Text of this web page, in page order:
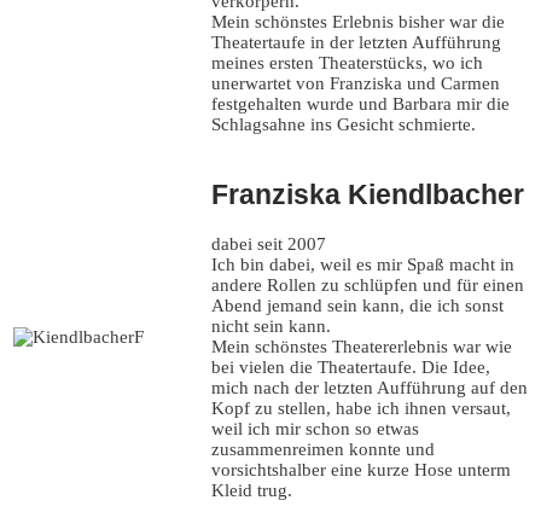
Mein schönstes Erlebnis bisher war die
Theatertaufe in der letzten Aufführung
meines ersten Theaterstücks, wo ich
unerwartet von Franziska und Carmen
festgehalten wurde und Barbara mir die
Schlagsahne ins Gesicht schmierte.
Franziska Kiendlbacher
dabei seit 2007
Ich bin dabei, weil es mir Spaß macht in
andere Rollen zu schlüpfen und für einen
Abend jemand sein kann, die ich sonst
nicht sein kann.
Mein schönstes Theatererlebnis war wie
bei vielen die Theatertaufe. Die Idee,
mich nach der letzten Aufführung auf den
Kopf zu stellen, habe ich ihnen versaut,
weil ich mir schon so etwas
zusammenreimen konnte und
vorsichtshalber eine kurze Hose unterm
Kleid trug.